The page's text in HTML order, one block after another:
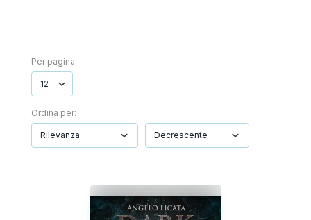
Per pagina:
Ordina per: